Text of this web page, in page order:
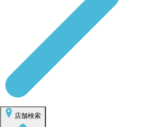
店舗検索